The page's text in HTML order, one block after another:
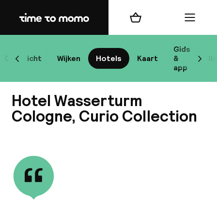
Home
Overzicht Wijken Hotels Kaart
Gids
&
app
Scroll naar links
Winkelmand Menu
Hotel Wasserturm
Cologne, Curio Collection